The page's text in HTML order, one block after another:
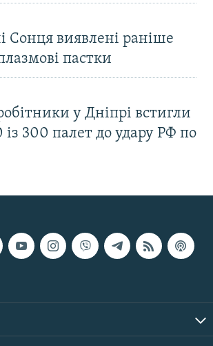
Сонця виявлені раніше
пастки
у Дніпрі встигли
із 300 палет до удару РФ по